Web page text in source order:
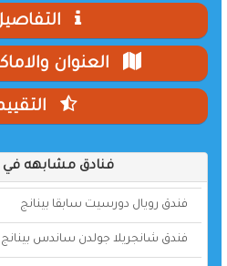
العنوان
فنادق مشابهه في
فندق رويال دورسيت سابقا بينانج
فندق شانجريلا جولدن ساندس بينانج